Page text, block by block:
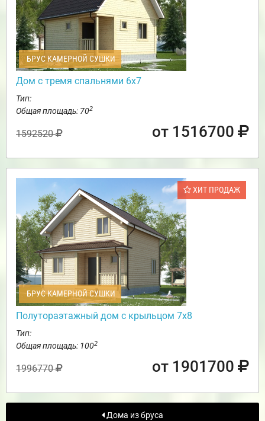
БРУС КАМЕРНОЙ СУШКИ
Дом с тремя спальнями 6х7
Тип:
Общая площадь: 702
1592520 от 1516700
ХИТ ПРОДАЖ
БРУС КАМЕРНОЙ СУШКИ
Полутораэтажный дом с крыльцом 7х8
Тип:
Общая площадь: 1002
1996770 от 1901700
Дома из бруса